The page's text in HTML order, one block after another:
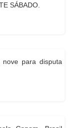
SÁBADO.
para disputa